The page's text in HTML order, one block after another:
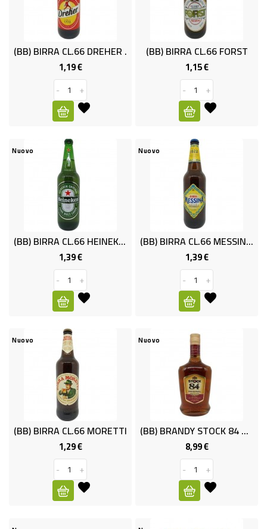
IGIENICO
SANITARI
ACCESSORI
PERSONA
PUERICULTURA
IGIENE
PERSONA
PET
ACCESSORI
FRESCHI
CONDIMENTI
ORTOFRUTTA
(BB) BIRRA CL.66 DREHER .
1,19 €Prezzo
-
+
(BB) BIRRA CL.66 FORST
1,15 €Prezzo
-
+
Nuovo
(BB) BIRRA CL.66 HEINEKEN
1,39 €Prezzo
-
+
Nuovo
(BB) BIRRA CL.66 MESSINA.
1,39 €Prezzo
-
+
Nuovo
(BB) BIRRA CL.66 MORETTI
1,29 €Prezzo
-
+
Nuovo
(BB) BRANDY STOCK 84 ORIGINAL CL.70
8,99 €Prezzo
-
+